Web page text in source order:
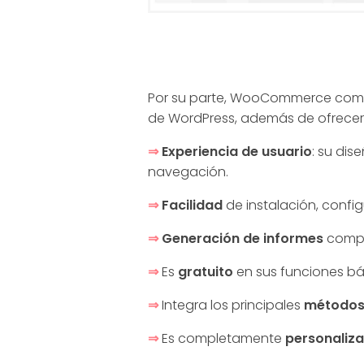
r
c
e
]
Por su parte, WooCommerce
de WordPress, además de
⇒Experiencia de usuario: su
navegación.
⇒Facilidadde instalación,
⇒Generación de informes
⇒Es gratuito en sus funciones
⇒Integra los principales
⇒Es completamente